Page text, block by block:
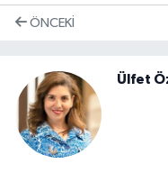
ÖNCEKI
Ülfet